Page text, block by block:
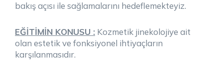
bakış açısı ile sağlamalarını hedeflemekteyiz.
EĞİTİMİN KONUSU : Kozmetik jinekolojiye ait
olan estetik ve fonksiyonel ihtiyaçların
karşılanmasıdır.